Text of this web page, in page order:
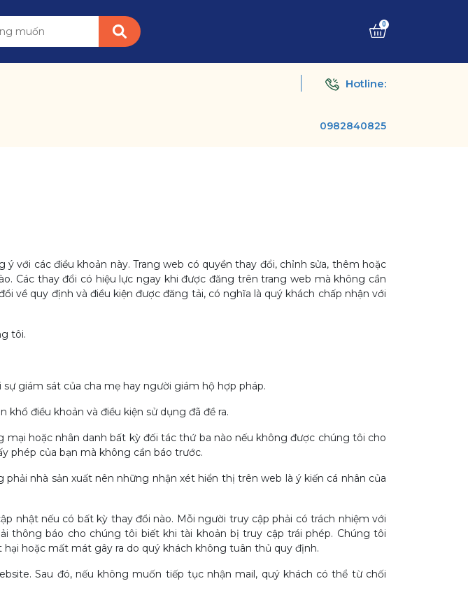
0
Hotline:
0982840825
với các điều khoản này. Trang web có quyền thay đổi, chỉnh sửa, thêm hoặc
Các thay đổi có hiệu lực ngay khi được đăng trên trang web mà không cần
về quy định và điều kiện được đăng tải, có nghĩa là quý khách chấp nhận với
tôi.
giám sát của cha mẹ hay người giám hộ hợp pháp.
điều khoản và điều kiện sử dụng đã đề ra.
hoặc nhân danh bất kỳ đối tác thứ ba nào nếu không được chúng tôi cho
phép của bạn mà không cần báo trước.
nhà sản xuất nên những nhận xét hiển thị trên web là ý kiến cá nhân của
nhật nếu có bất kỳ thay đổi nào. Mỗi người truy cập phải có trách nhiệm với
thông báo cho chúng tôi biết khi tài khoản bị truy cập trái phép. Chúng tôi
hoặc mất mát gây ra do quý khách không tuân thủ quy định.
Sau đó, nếu không muốn tiếp tục nhận mail, quý khách có thể từ chối